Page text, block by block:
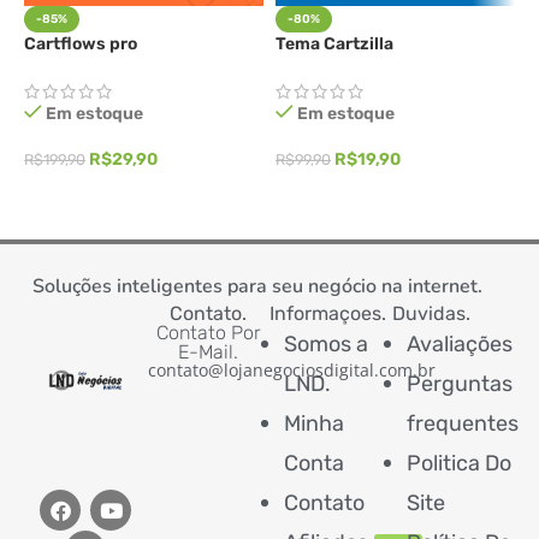
-85%
Cartflows pro
Em estoque
R$199,90 R$29,90
-80%
Tema Cartzilla
Em estoque
R$99,90 R$19,90
Soluções inteligentes para seu negócio na internet.
Contato.
Contato Por
E-Mail.
contato@lojanegociosdigital.com.br
Informaçoes.
Somos a
LND.
Minha
Conta
Contato
Duvidas.
Avaliações
Perguntas
frequentes
Politica Do
Site